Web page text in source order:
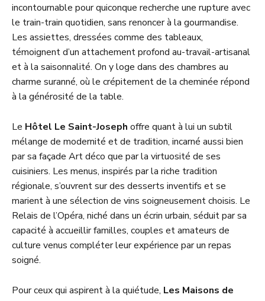
incontournable pour quiconque recherche une rupture avec
le train-train quotidien, sans renoncer à la gourmandise.
Les assiettes, dressées comme des tableaux,
témoignent d’un attachement profond au-travail-artisanal
et à la saisonnalité. On y loge dans des chambres au
charme suranné, où le crépitement de la cheminée répond
à la générosité de la table.
Le Hôtel Le Saint-Joseph offre quant à lui un subtil
mélange de modernité et de tradition, incarné aussi bien
par sa façade Art déco que par la virtuosité de ses
cuisiniers. Les menus, inspirés par la riche tradition
régionale, s’ouvrent sur des desserts inventifs et se
marient à une sélection de vins soigneusement choisis. Le
Relais de l’Opéra, niché dans un écrin urbain, séduit par sa
capacité à accueillir familles, couples et amateurs de
culture venus compléter leur expérience par un repas
soigné.
Pour ceux qui aspirent à la quiétude, Les Maisons de